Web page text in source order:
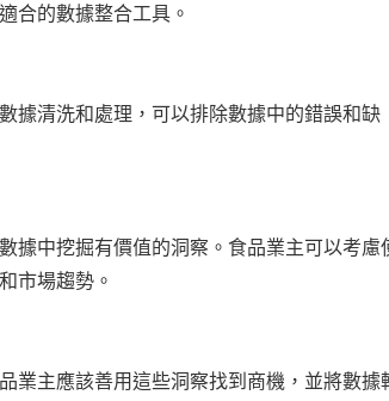
合的數據整合工具。
據清洗和處理，可以排除數據中的錯誤和缺
據中挖掘有價值的洞察。食品業主可以考慮
市場趨勢。
業主應該善用這些洞察找到商機，並將數據